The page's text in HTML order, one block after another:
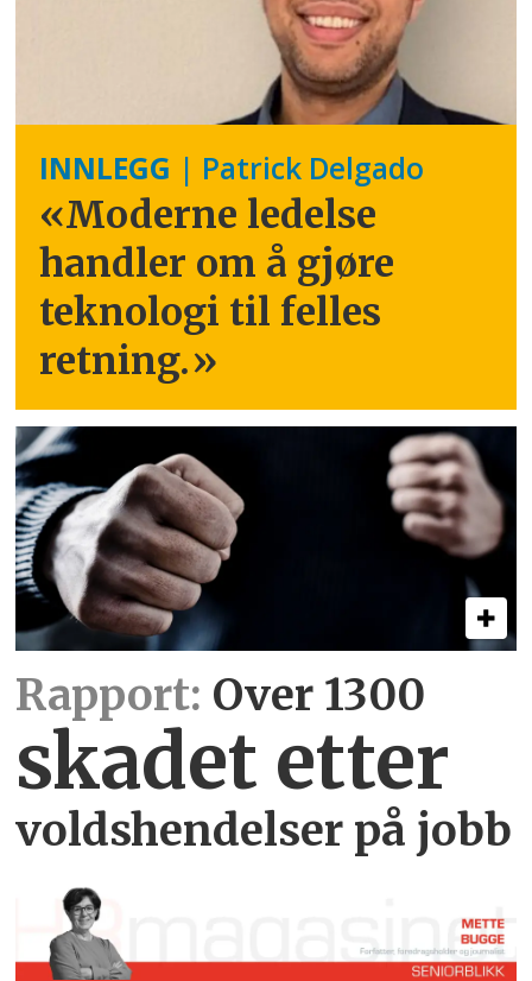
INNLEGG | Patrick Delgado
«Moderne ledelse
handler om å gjøre
teknologi til felles
retning.»
Rapport: Over 1300
skadet etter
voldshendelser på jobb